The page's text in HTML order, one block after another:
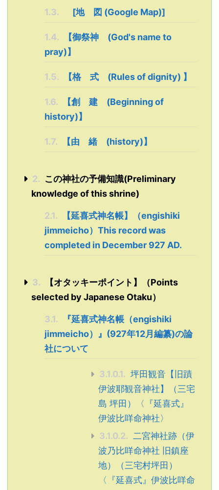
1.3. [地 図 (Google Map)]
1.4.
【御祭神 (God's name to
pray)】
1.5. 【格 式 (Rules of dignity) 】
1.6.
【創 建 (Beginning of
history)】
1.7. 【由 緒 (history)】
2. この神社の予備知識(Preliminary
knowledge of this shrine)
2.1.
【延喜式神名帳】（engishiki
jimmeicho）This record was
completed in December 927 AD.
3.
【オタッキーポイント】（Points
selected by Japanese Otaku）
3.1.
『延喜式神名帳（engishiki
jimmeicho）』(927年12月編纂)の論
社について
3.1.0.1. 坪田観音【旧蹟
伊波耶観音神社】（三宅
島 坪田）〈『延喜式』
伊波比咩命神社〉
3.1.0.2.
二宮神社跡（伊
波乃比咩命神社 旧鎮座
地）（三宅村坪田）
〈『延喜式』伊波比咩命